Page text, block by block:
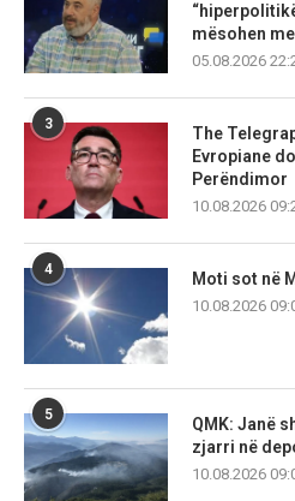
mësohen
05.08.2026
3
The
Evropiane
Perëndimor
10.08.2026
4
Moti sot në
10.08.2026
5
QMK: Janë
zjarri në
10.08.2026